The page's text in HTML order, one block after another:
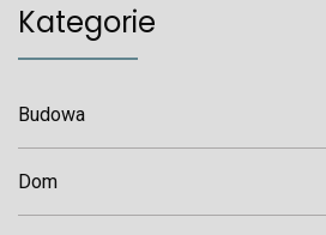
Kategorie
Budowa
Dom